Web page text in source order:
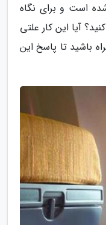
است و برای نگاه
آیا این کار علتی
باشید تا پاسخ این